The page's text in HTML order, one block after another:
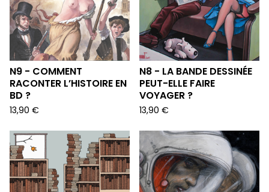
N9 - COMMENT
RACONTER L’HISTOIRE EN
BD ?
13,90 €
N8 - LA BANDE DESSINÉE
PEUT-ELLE FAIRE
VOYAGER ?
13,90 €